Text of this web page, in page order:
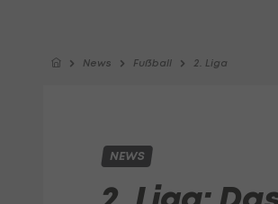
News Fußball 2. Liga
NEWS